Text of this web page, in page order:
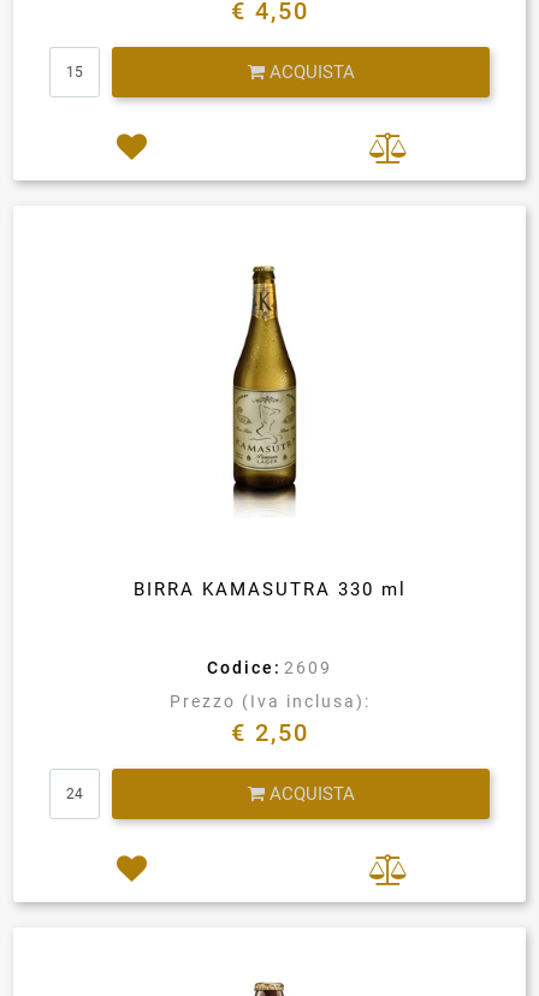
€ 4,50
ACQUISTA
BIRRA KAMASUTRA 330 ml
Codice: 2609
Prezzo (Iva inclusa):
€ 2,50
ACQUISTA